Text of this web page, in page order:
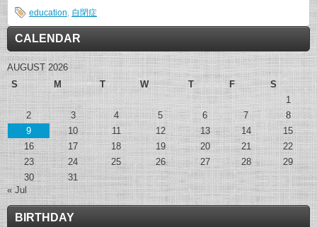
education, 自閉症
CALENDAR
AUGUST 2026
S
M T W T F
S
1
2
3 4 5 6 7
8
9
10 11 12 13 14
15
16
17 18 19 20 21
22
23
24 25 26 27 28
29
30
31
« Jul
BIRTHDAY